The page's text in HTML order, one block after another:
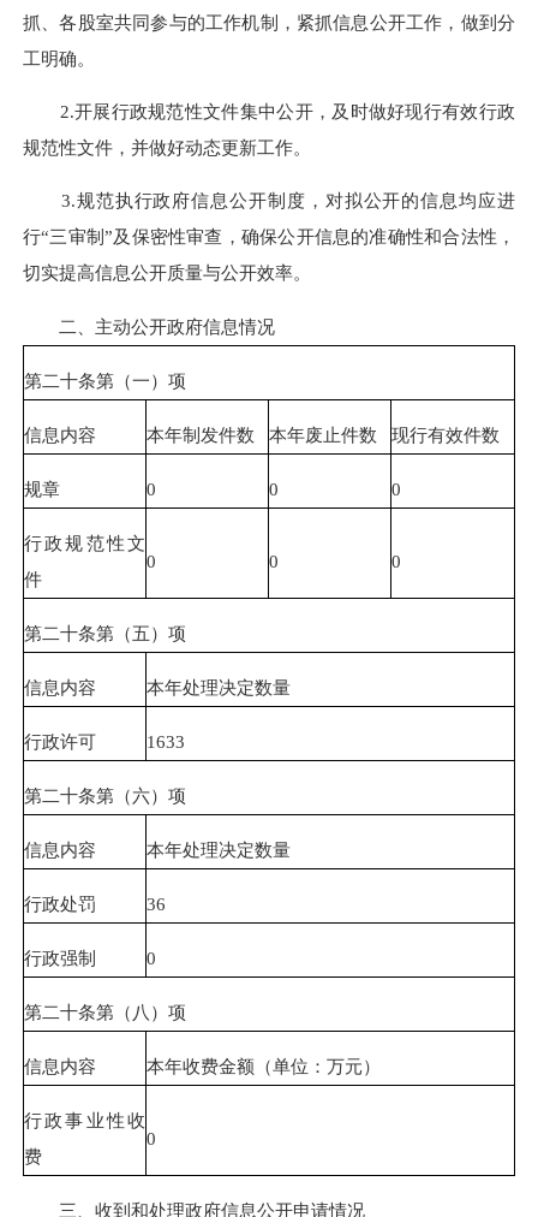
抓、各股室共同参与的工作机制，紧抓信息公开工作，做到分
工明确。
2.开展行政规范性文件集中公开，及时做好现行有效行政
规范性文件，并做好动态更新工作。
3.规范执行政府信息公开制度，对拟公开的信息均应进
行“三审制”及保密性审查，确保公开信息的准确性和合法性，
切实提高信息公开质量与公开效率。
二、主动公开政府信息情况
第二十条第（一）项
信息内容 本年制发件数 本年废止件数 现行有效件数
规章 0 0 0
行政规范性文
件
0 0 0
第二十条第（五）项
信息内容 本年处理决定数量
行政许可 1633
第二十条第（六）项
信息内容 本年处理决定数量
行政处罚 36
行政强制 0
第二十条第（八）项
信息内容 本年收费金额（单位：万元）
行政事业性收
费
0
三、收到和处理政府信息公开申请情况